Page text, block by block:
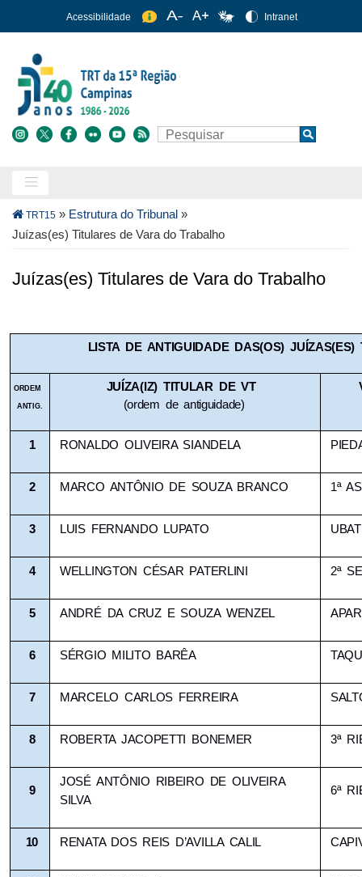
para
conteúdo
principal
Acessibilidade Intranet
Buscar Search
Trilha
de
TRT15 » Estrutura do Tribunal »
Juízas(es) Titulares de Vara do Trabalho
Juízas(es) Titulares de Vara do Trabalho
LISTA DE ANTIGUIDADE DAS(OS)
ORDEM
ANTIG.
JUÍZA(IZ) TITULAR DE VT
(ordem de antiguidade)
1 RONALDO OLIVEIRA SIANDELA
2 MARCO ANTÔNIO DE SOUZA BRANCO 1ª
3 LUIS FERNANDO LUPATO
4 WELLINGTON CÉSAR PATERLINI 2ª
5 ANDRÉ DA CRUZ E SOUZA WENZEL
6 SÉRGIO MILITO BARÊA
7 MARCELO CARLOS FERREIRA
8 ROBERTA JACOPETTI BONEMER 3ª
9
JOSÉ ANTÔNIO RIBEIRO DE OLIVEIRA
SILVA
6ª
10 RENATA DOS REIS D’AVILLA CALIL